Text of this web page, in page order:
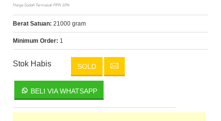
Harga Sudah Termasuk PPN 10%
Berat Satuan:21000 gram
Minimum Order: 1
Stok Habis SOLD
BELI VIA WHATSAPP